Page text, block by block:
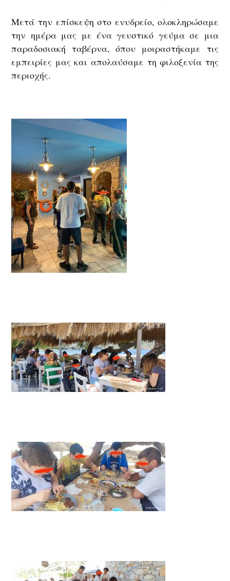
Μετά την επίσκεψη στο ενυδρείο, ολοκληρώσαμε
την ημέρα μας με ένα γευστικό γεύμα σε μια
παραδοσιακή ταβέρνα, όπου μοιραστήκαμε τις
εμπειρίες μας και απολαύσαμε τη φιλοξενία της
περιοχής.